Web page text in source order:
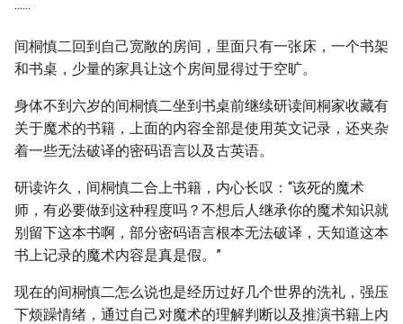
······
间桐慎二回到自己宽敞的房间，里面只有一张床，一个书架
和书桌，少量的家具让这个房间显得过于空旷。
身体不到六岁的间桐慎二坐到书桌前继续研读间桐家收藏有
关于魔术的书籍，上面的内容全部是使用英文记录，还夹杂
着一些无法破译的密码语言以及古英语。
研读许久，间桐慎二合上书籍，内心长叹：“该死的魔术
师，有必要做到这种程度吗？不想后人继承你的魔术知识就
别留下这本书啊，部分密码语言根本无法破译，天知道这本
书上记录的魔术内容是真是假。”
现在的间桐慎二怎么说也是经历过好几个世界的洗礼，强压
下烦躁情绪，通过自己对魔术的理解判断以及推演书籍上内